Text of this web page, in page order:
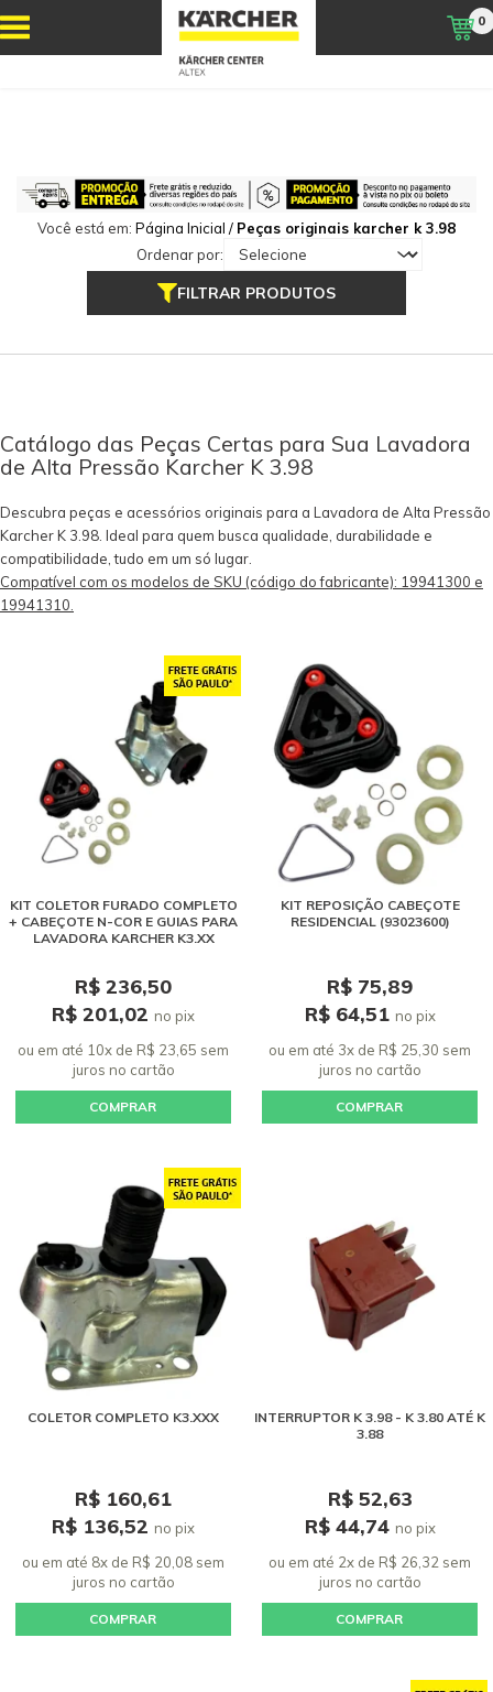
0
Você está em: Página Inicial / Peças originais karcher k 3.98
Ordenar por:
FILTRAR PRODUTOS
Catálogo das Peças Certas para Sua Lavadora
de Alta Pressão Karcher K 3.98
Descubra peças e acessórios originais para a Lavadora de Alta Pressão
Karcher K 3.98. Ideal para quem busca qualidade, durabilidade e
compatibilidade, tudo em um só lugar.
Compatível com os modelos de SKU (código do fabricante): 19941300 e
19941310.
KIT COLETOR FURADO COMPLETO
+ CABEÇOTE N-COR E GUIAS PARA
LAVADORA KARCHER K3.XX
R$ 236,50
R$ 201,02 no pix
ou em até 10x de R$ 23,65 sem
juros no cartão
COMPRAR
KIT REPOSIÇÃO CABEÇOTE
RESIDENCIAL (93023600)
R$ 75,89
R$ 64,51 no pix
ou em até 3x de R$ 25,30 sem
juros no cartão
COMPRAR
COLETOR COMPLETO K3.XXX
R$ 160,61
R$ 136,52 no pix
ou em até 8x de R$ 20,08 sem
juros no cartão
COMPRAR
INTERRUPTOR K 3.98 - K 3.80 ATÉ K
3.88
R$ 52,63
R$ 44,74 no pix
ou em até 2x de R$ 26,32 sem
juros no cartão
COMPRAR